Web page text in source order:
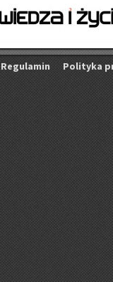
Re­gu­la­min Po­li­ty­ka